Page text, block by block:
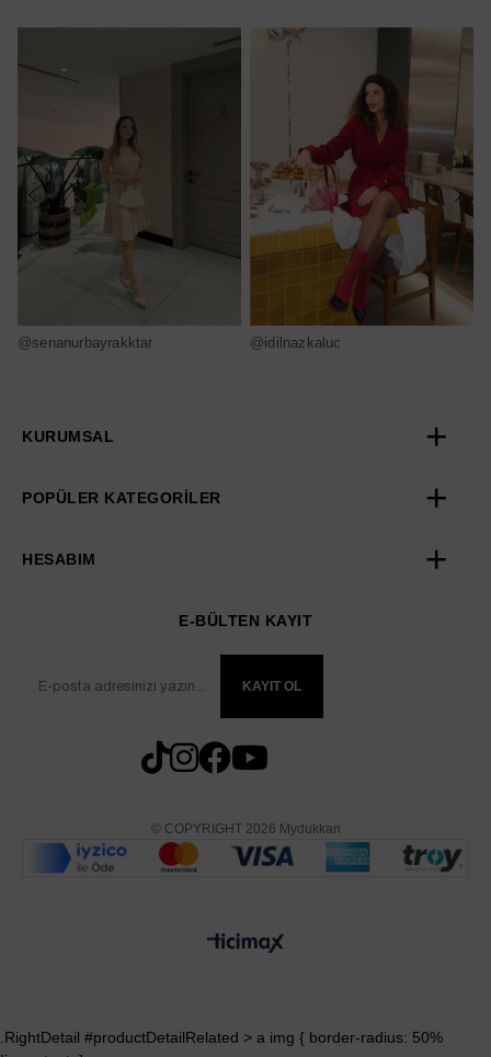
@senanurbayrakktar @idilnazkaluc
KURUMSAL
POPÜLER KATEGORİLER
HESABIM
E-BÜLTEN KAYIT
KAYIT OL
© COPYRIGHT 2026 Mydukkan
.RightDetail #productDetailRelated > a img { border-radius: 50%